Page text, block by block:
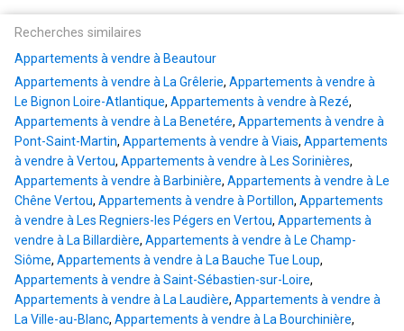
Recherches similaires
Appartements à vendre à Beautour
Appartements à vendre à La Grêlerie, Appartements à vendre à
Le Bignon Loire-Atlantique, Appartements à vendre à Rezé,
Appartements à vendre à La Benetére, Appartements à vendre à
Pont-Saint-Martin, Appartements à vendre à Viais, Appartements
à vendre à Vertou, Appartements à vendre à Les Sorinières,
Appartements à vendre à Barbinière, Appartements à vendre à Le
Chêne Vertou, Appartements à vendre à Portillon, Appartements
à vendre à Les Regniers-les Pégers en Vertou, Appartements à
vendre à La Billardière, Appartements à vendre à Le Champ-
Siôme, Appartements à vendre à La Bauche Tue Loup,
Appartements à vendre à Saint-Sébastien-sur-Loire,
Appartements à vendre à La Laudière, Appartements à vendre à
La Ville-au-Blanc, Appartements à vendre à La Bourchinière,